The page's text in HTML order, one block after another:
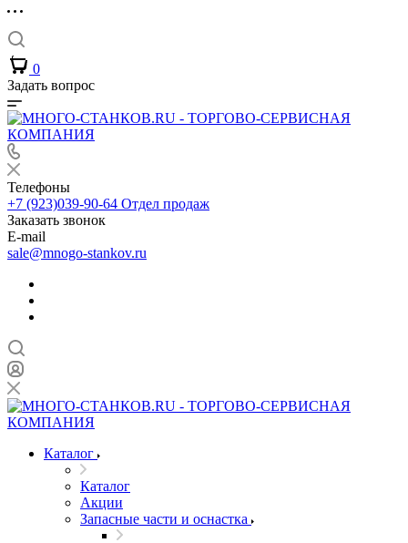
0
Задать вопрос
Телефоны
+7 (923)039-90-64 Отдел продаж
Заказать звонок
E-mail
sale@mnogo-stankov.ru
Каталог
Каталог
Акции
Запасные части и оснастка